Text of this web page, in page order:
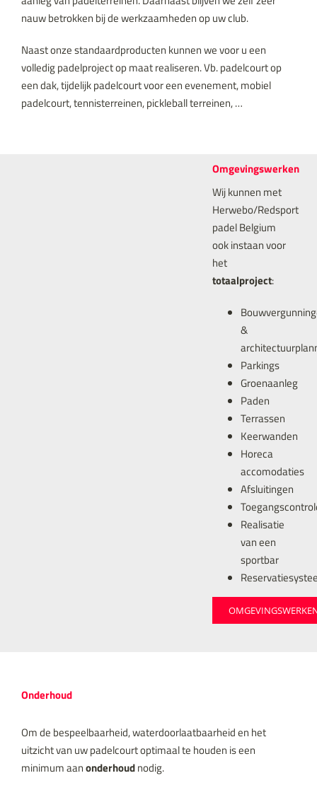
nauw betrokken bij de werkzaamheden op uw club.
Naast onze standaardproducten kunnen we voor u een
volledig padelproject op maat realiseren. Vb. padelcourt op
een dak, tijdelijk padelcourt voor een evenement, mobiel
padelcourt, tennisterreinen, pickleball terreinen, …
Omgevingswerken
Wij kunnen met
Herwebo/Redsport
padel Belgium
ook instaan voor
het
totaalproject:
&
Parkings
Groenaanleg
Paden
Terrassen
Keerwanden
Horeca
accomodaties
Afsluitingen
Realisatie
van een
sportbar
Onderhoud
Om de bespeelbaarheid, waterdoorlaatbaarheid en het
uitzicht van uw padelcourt optimaal te houden is een
minimum aanonderhoudnodig.